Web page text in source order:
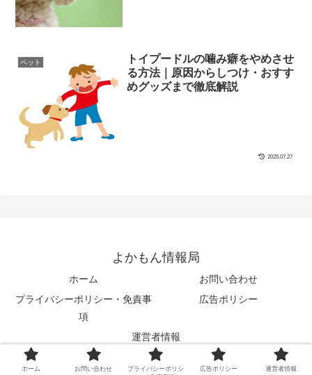
ペット
トイプードルの噛み癖をやめさせ
る方法｜原因からしつけ・おすす
めグッズまで徹底解説
2025.07.27
よかもん情報局
ホーム
お問い合わせ
プライバシーポリシー・免責事
項
広告ポリシー
運営者情報
© 2021 よかもん情報局.
ホーム お問い合わせ
プライバシーポリシ
広告ポリシー 運営者情報